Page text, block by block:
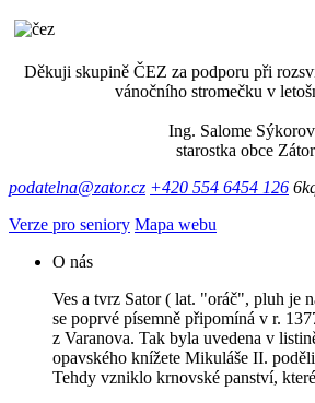
Děkuji skupině ČEZ za podporu při
vánočního stromečku v
Ing. Salome
starostka obce Zátor
podatelna@zator.cz +420 554 6454 126
Verze pro seniory Mapa webu
O nás
Ves a tvrz Sator ( lat. "oráč", pluh je
se poprvé písemně připomíná v r.
z Varanova. Tak byla uvedena v
opavského knížete Mikuláše II.
Tehdy vzniklo krnovské panství,